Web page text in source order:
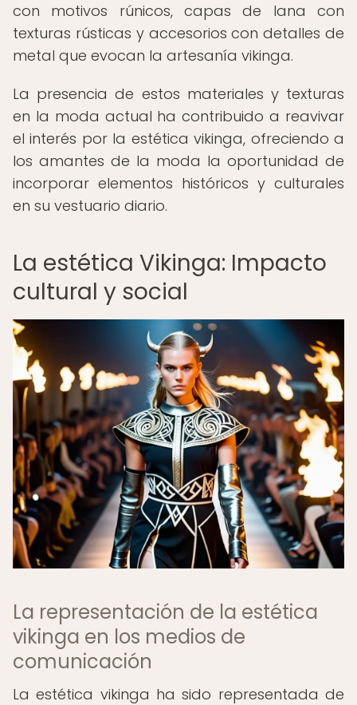
con motivos rúnicos, capas de lana con
texturas rústicas y accesorios con detalles de
metal que evocan la artesanía vikinga.
La presencia de estos materiales y texturas
en la moda actual ha contribuido a reavivar
el interés por la estética vikinga, ofreciendo a
los amantes de la moda la oportunidad de
incorporar elementos históricos y culturales
en su vestuario diario.
La estética Vikinga: Impacto
cultural y social
La representación de la estética
vikinga en los medios de
comunicación
La estética vikinga ha sido representada de